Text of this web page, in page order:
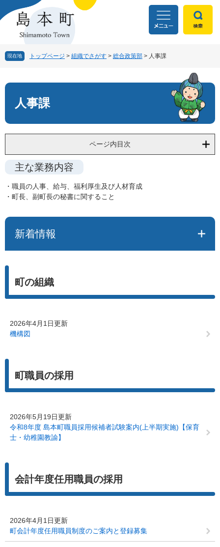
ー
。
ニ
て
へ
現在地 トップページ > 組織でさがす > 総合政策部 > 人事課
文
人事課
ページ内目次
主な業務内容
・職員の人事、給与、福利厚生及び人材育成
・町長、副町長の秘書に関すること
新着情報
町の組織
2026年4月1日更新
機構図
町職員の採用
2026年5月19日更新
令和8年度 島本町職員採用候補者試験案内(上半期実施)【保育
士・幼稚園教諭】
会計年度任用職員の採用
2026年4月1日更新
町会計年度任用職員制度のご案内と登録募集